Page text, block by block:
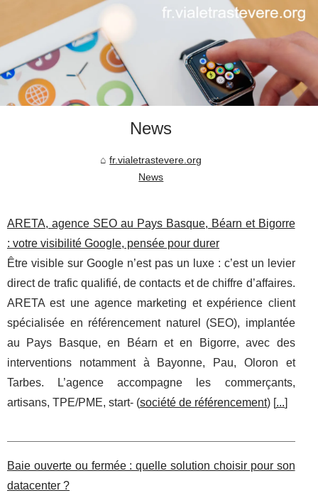
News
fr.vialetrastevere.org
News
ARETA, agence SEO au Pays Basque, Béarn et Bigorre
: votre visibilité Google, pensée pour durer
Être visible sur Google n’est pas un luxe : c’est un levier
direct de trafic qualifié, de contacts et de chiffre d’affaires.
ARETA est une agence marketing et expérience client
spécialisée en référencement naturel (SEO), implantée
au Pays Basque, en Béarn et en Bigorre, avec des
interventions notamment à Bayonne, Pau, Oloron et
Tarbes. L’agence accompagne les commerçants,
artisans, TPE/PME, start- (société de référencement) [...]
Baie ouverte ou fermée : quelle solution choisir pour son
datacenter ?